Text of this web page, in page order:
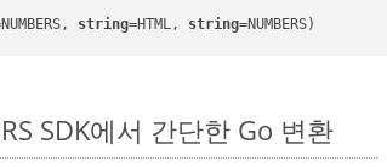
string=HTML, string=NUMBERS)
SDK에서 간단한 Go 변환